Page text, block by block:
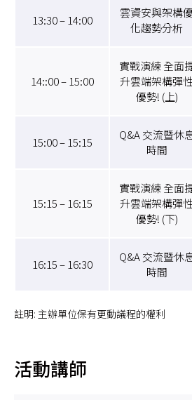
13:30 – 14:00
雲資安與架構優
化趨勢分析
14::00 – 15:00
實戰演練 全面
升雲端架構彈
優勢! (上)
15:00 – 15:15
Q&A 交流暨休
時間
15:15 – 16:15
實戰演練 全面
升雲端架構彈
優勢! (下)
16:15 – 16:30
Q&A 交流暨休
時間
註明: 主辦單位保有更動議程的權利
活動講師